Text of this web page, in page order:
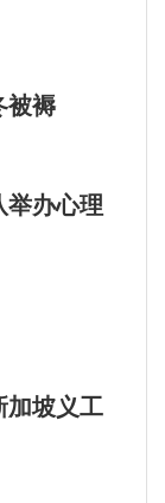
被褥
举办心理
加坡义工